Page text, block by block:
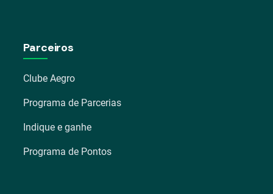
Parceiros
Clube Aegro
Programa de Parcerias
Indique e ganhe
Programa de Pontos